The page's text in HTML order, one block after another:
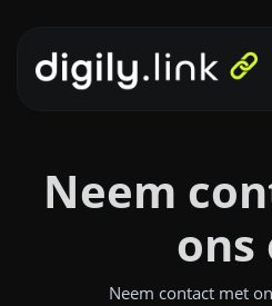
Neem
ons
Neem contact met